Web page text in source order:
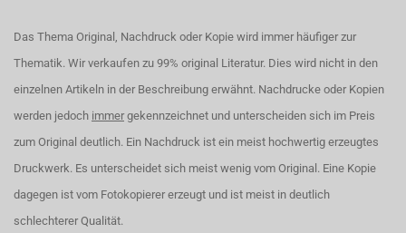
Das Thema Original, Nachdruck oder Kopie wird immer häufiger zur
Thematik. Wir verkaufen zu 99% original Literatur. Dies wird nicht in den
einzelnen Artikeln in der Beschreibung erwähnt. Nachdrucke oder Kopien
werden jedoch immer gekennzeichnet und unterscheiden sich im Preis
zum Original deutlich. Ein Nachdruck ist ein meist hochwertig erzeugtes
Druckwerk. Es unterscheidet sich meist wenig vom Original. Eine Kopie
dagegen ist vom Fotokopierer erzeugt und ist meist in deutlich
schlechterer Qualität.